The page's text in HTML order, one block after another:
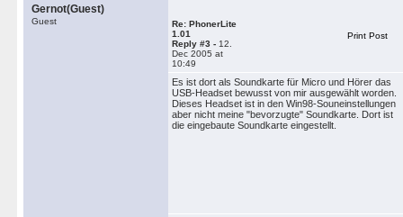
Gernot(Guest)
Guest
Re: PhonerLite
1.01
Reply #3 - 12.
Dec 2005 at
10:49
Print Post
Es ist dort als Soundkarte für Micro und Hörer das
USB-Headset bewusst von mir ausgewählt worden.
Dieses Headset ist in den Win98-Souneinstellungen
aber nicht meine "bevorzugte" Soundkarte. Dort ist
die eingebaute Soundkarte eingestellt.